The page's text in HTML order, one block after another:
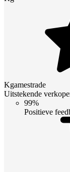
Kgamestrade
Uitstekende
99%
Positieve